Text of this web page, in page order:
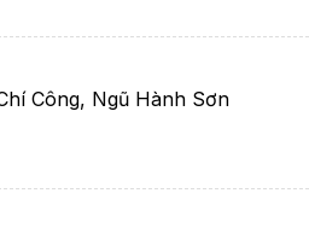
Công, Ngũ Hành Sơn